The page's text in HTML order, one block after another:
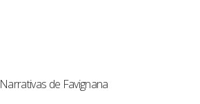
Narrativas de Favignana